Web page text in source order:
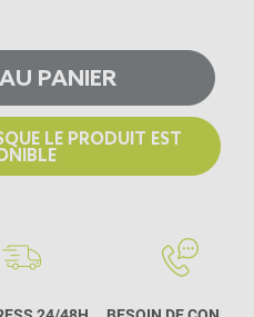
PANIER
LE PRODUIT EST